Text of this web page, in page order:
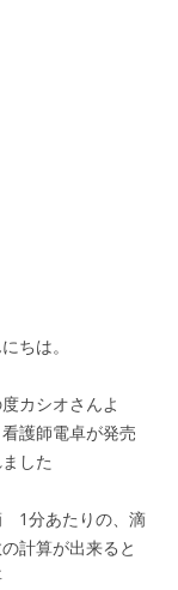
ちは。
カシオさんよ
看護師電卓が発売
した
1分あたりの、滴
計算が出来ると